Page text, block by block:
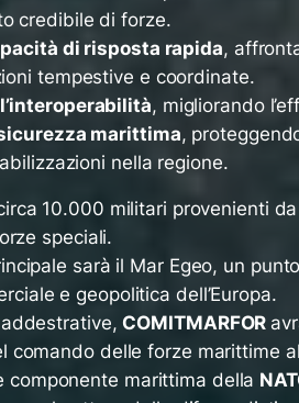
credibile di forze.
di risposta rapida,
tempestive e coordinate.
, migliorando
marittima,
nella regione.
10.000 militari provenienti
speciali.
sarà il Mar Egeo, un
e geopolitica dell’Europa.
COMITMARFOR
comando delle forze marittime
componente marittima della